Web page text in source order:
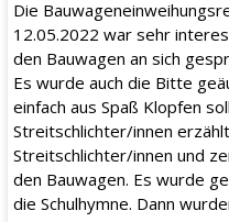
Die
12.05.2022 war sehr
den Bauwagen an sich
Es wurde auch die Bitte
einfach aus Spaß Klopfen
Streitschlichter/innen
Streitschlichter/innen und
den Bauwagen. Es wurde
die Schulhymne. Dann